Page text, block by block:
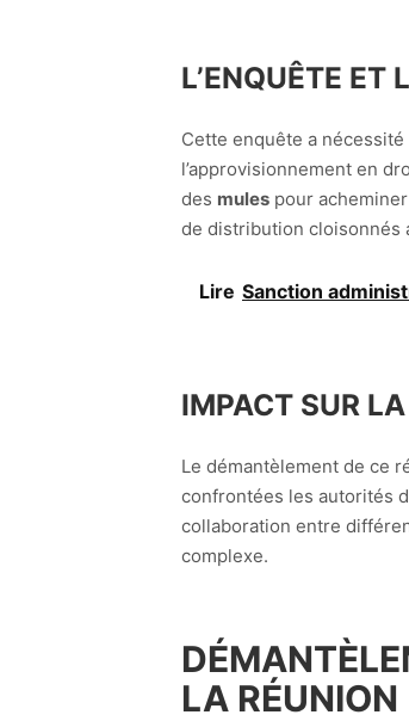
L’ENQUÊTE ET
Cette enquête a
l’approvisionnement en
des mules pour
de distribution cloisonnés
Lire Sanction
IMPACT SUR
Le démantèlement de ce
confrontées les autorités
collaboration entre
complexe.
LA RÉUNION